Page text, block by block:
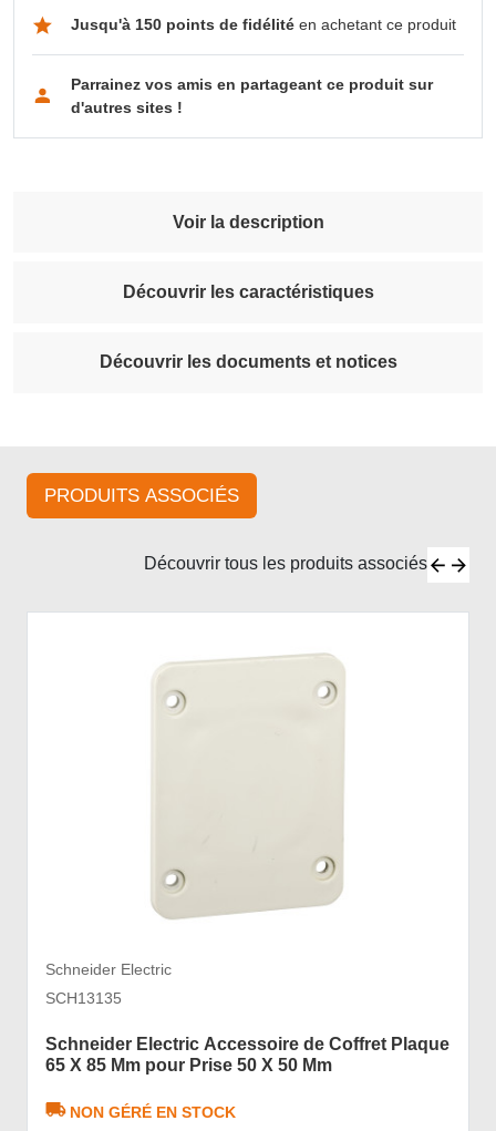
Jusqu'à 150 points de fidélitéen achetant ce produit
Parrainez vos amis en partageant ce produit sur
d'autres sites !
Voir la description
Découvrir les caractéristiques
Découvrir les documents et notices
PRODUITS ASSOCIÉS
Découvrir tous les produits associés
Schneider Electric
SCH13135
Schneider Electric Accessoire de Coffret Plaque
65 X 85 Mm pour Prise 50 X 50 Mm
NON GÉRÉ EN STOCK